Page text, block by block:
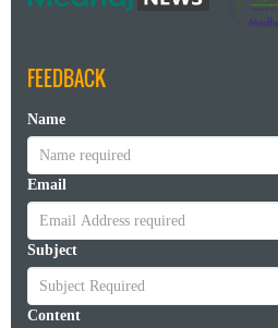
FEEDBACK
Name
Email
Subject
Content